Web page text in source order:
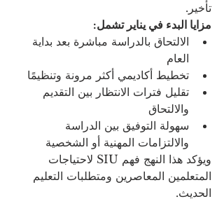
تأخير.
مزايا البدء في يناير تشمل:
الالتحاق بالدراسة مباشرة بعد بداية
العام
تخطيط أكاديمي أكثر مرونة وتنظيمًا
تقليل فترات الانتظار بين التقديم
والالتحاق
سهولة التوفيق بين الدراسة
والالتزامات المهنية أو الشخصية
ويؤكد هذا النهج فهم SIU لاحتياجات
المتعلمين المعاصرين ومتطلبات التعليم
الحديث.